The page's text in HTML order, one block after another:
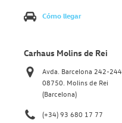
Cómo llegar
Carhaus Molins de Rei
Avda. Barcelona 242-244
08750. Molins de Rei
(Barcelona)
(+34) 93 680 17 77